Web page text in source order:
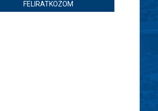
FELIRATKOZOM